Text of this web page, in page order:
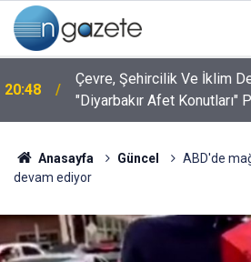
20:48
Çevre, Şehircilik Ve İklim
"Diyarbakır Afet Konutları"
Anasayfa Güncel
ABD'de
devam ediyor